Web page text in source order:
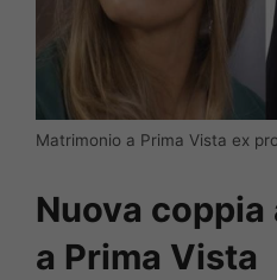
Matrimonio a Prima Vista ex
Nuova
a Prima Vista